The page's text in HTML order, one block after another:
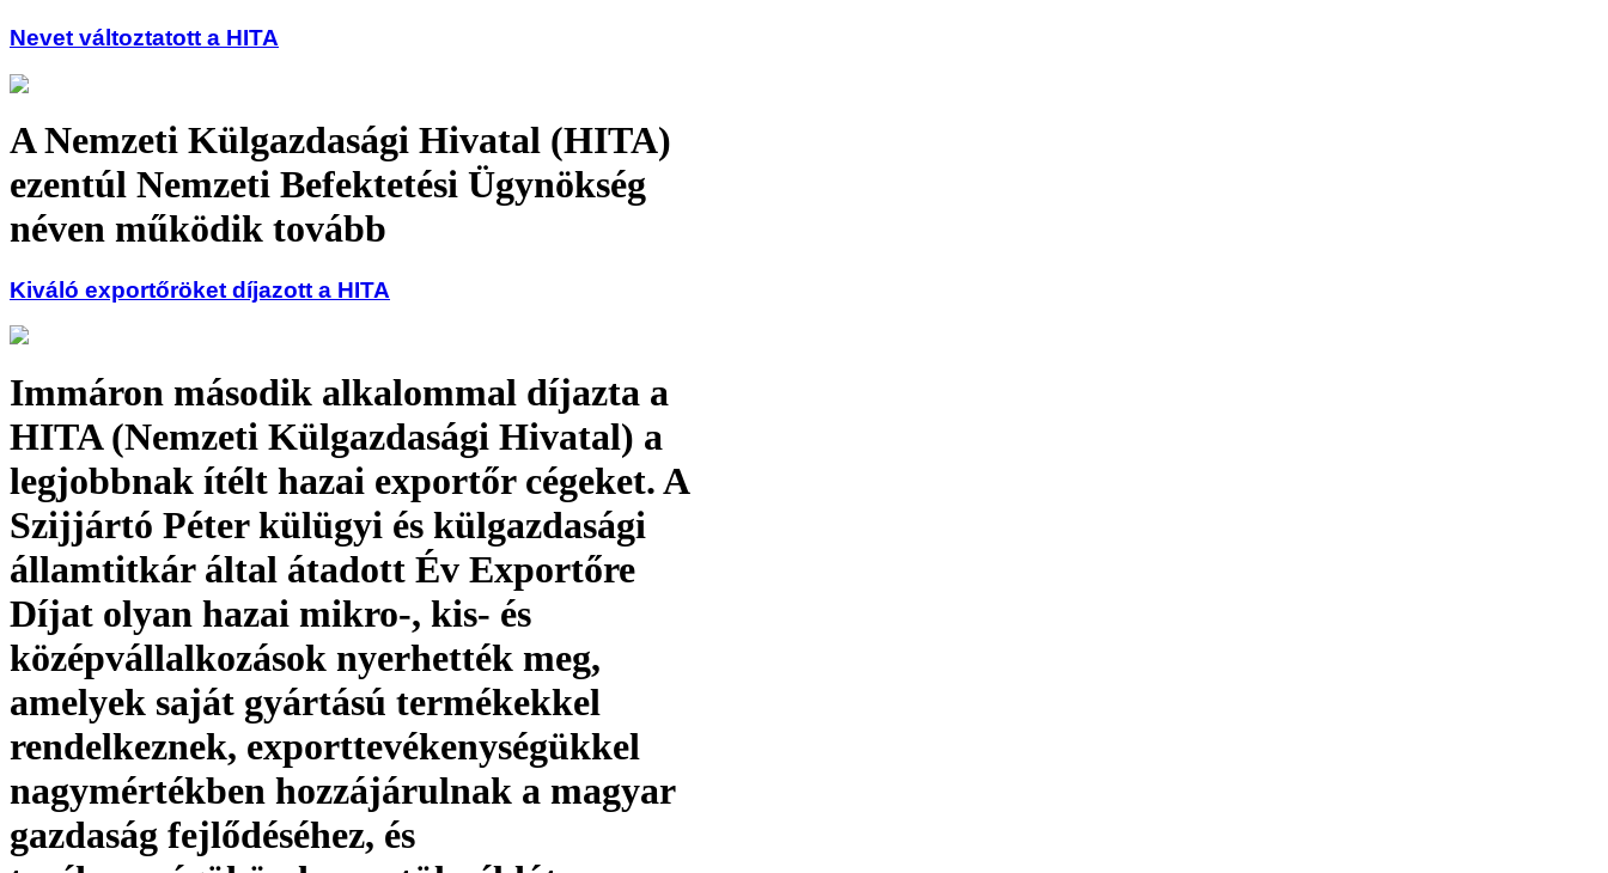
Nevet változtatott a HITA
A Nemzeti Külgazdasági Hivatal (HITA)
ezentúl Nemzeti Befektetési Ügynökség
néven működik tovább
Kiváló exportőröket díjazott a HITA
Immáron második alkalommal díjazta a
HITA (Nemzeti Külgazdasági Hivatal) a
legjobbnak ítélt hazai exportőr cégeket. A
Szijjártó Péter külügyi és külgazdasági
államtitkár által átadott Év Exportőre
Díjat olyan hazai mikro-, kis- és
középvállalkozások nyerhették meg,
amelyek saját gyártású termékekkel
rendelkeznek, exporttevékenységükkel
nagymértékben hozzájárulnak a magyar
gazdaság fejlődéséhez, és